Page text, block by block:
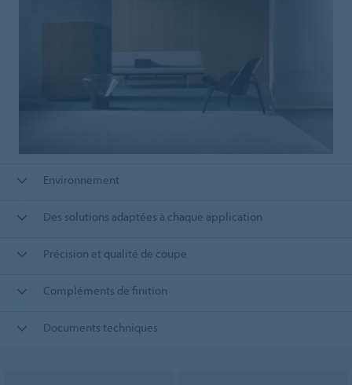
Environnement
Des solutions adaptées à chaque application
Précision et qualité de coupe
Compléments de finition
Documents techniques